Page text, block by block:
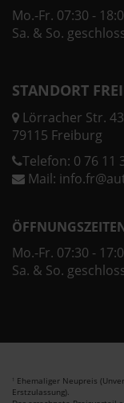
Mo.-Fr. 07:30 -
Sa. & So.
STANDORT
Lörracher Str. 43
79115 Freiburg
Telefon: 0 76 11
Mail:
Mo.-Fr. 07:30 -
Sa. & So.
1 Ehemaliger Neupreis
Erstzulassung).